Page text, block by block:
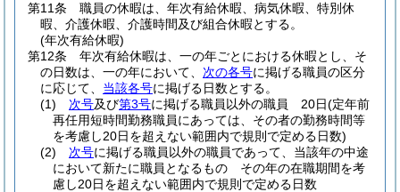
第11条
職員の休暇は、年次有給休暇、病気休暇、特別休
暇、介護休暇、介護時間及び組合休暇とする。
(年次有給休暇)
第12条
年次有給休暇は、一の年ごとにおける休暇とし、そ
の日数は、一の年において、 次の各号に掲げる職員の区分
に応じて、 当該各号に掲げる日数とする。
(1)
次号及び第3号に掲げる職員以外の職員 20日(定年前
再任用短時間勤務職員にあっては、その者の勤務時間等
を考慮し20日を超えない範囲内で規則で定める日数)
(2)
次号に掲げる職員以外の職員であって、当該年の中途
において新たに職員となるもの その年の在職期間を考
慮し20日を超えない範囲内で規則で定める日数